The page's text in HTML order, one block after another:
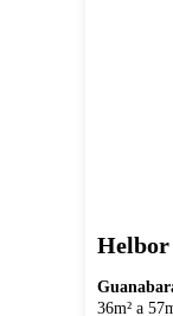
Helbor
36m² a